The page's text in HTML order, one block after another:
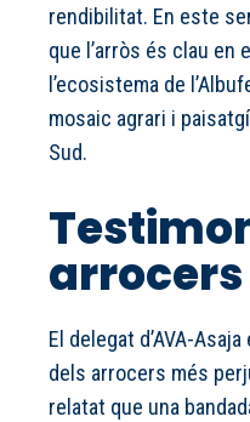
rendibilitat. En este
que l’arròs és clau en
l’ecosistema de
mosaic agrari i
Sud.
El delegat d’AVA-
dels arrocers més
relatat que una